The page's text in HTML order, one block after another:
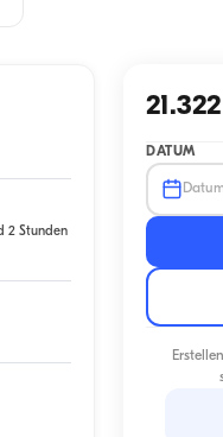
2 Stunden
DATUM